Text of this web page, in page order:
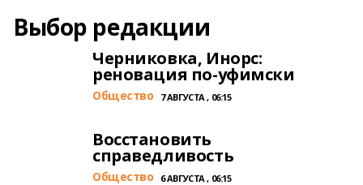
Выбор редакции
Черниковка, Инорс:
реновация по-уфимски
Общество 7 АВГУСТА , 06:15
Восстановить
справедливость
Общество 6 АВГУСТА , 06:15